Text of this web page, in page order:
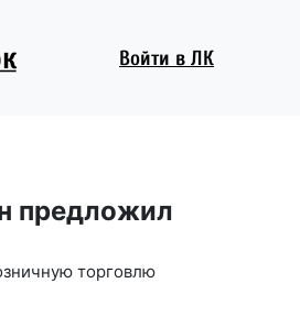
Войти в ЛК
предложил
торговлю